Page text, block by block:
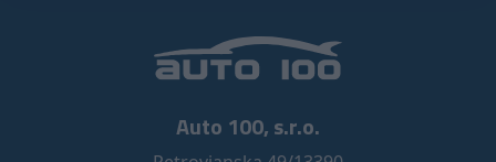
Auto 100, s.r.o.